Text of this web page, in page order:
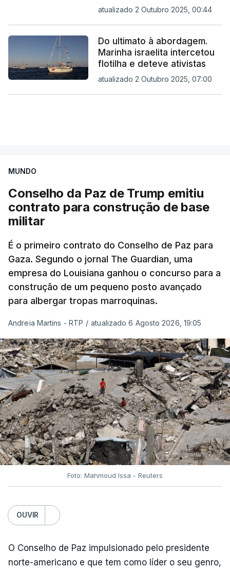
atualizado 2 Outubro 2025, 00:44
Do ultimato à abordagem.
Marinha israelita intercetou
flotilha e deteve ativistas
atualizado 2 Outubro 2025, 07:00
MUNDO
Conselho da Paz de Trump emitiu
contrato para construção de base
militar
É o primeiro contrato do Conselho de Paz para
Gaza. Segundo o jornal The Guardian, uma
empresa do Louisiana ganhou o concurso para a
construção de um pequeno posto avançado
para albergar tropas marroquinas.
Andreia Martins - RTP / atualizado 6 Agosto 2026, 19:05
Foto: Mahmoud Issa - Reuters
OUVIR
O Conselho de Paz impulsionado pelo presidente
norte-americano e que tem como líder o seu genro,